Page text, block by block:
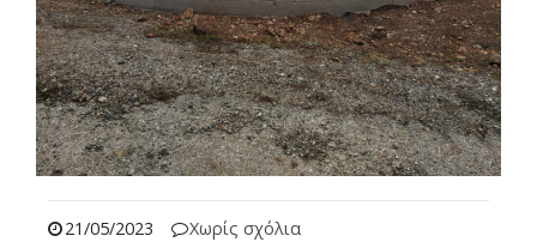
21/05/2023
Χωρίς σχόλια